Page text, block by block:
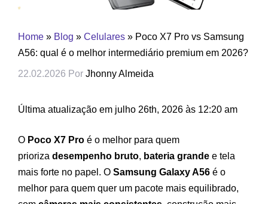
Home » Blog » Celulares » Poco X7 Pro vs Samsung
A56: qual é o melhor intermediário premium em 2026?
22.02.2026 Por Jhonny Almeida
Última atualização em julho 26th, 2026 às 12:20 am
O Poco X7 Pro é o melhor para quem
prioriza desempenho bruto, bateria grande e tela
mais forte no papel. O Samsung Galaxy A56 é o
melhor para quem quer um pacote mais equilibrado,